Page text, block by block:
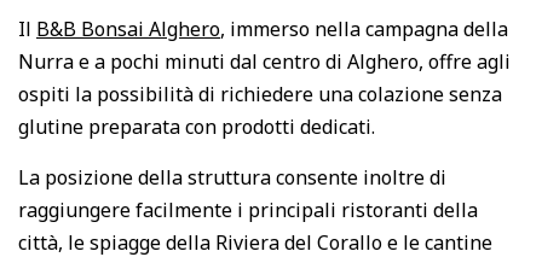
Il B&B Bonsai Alghero, immerso nella campagna della
Nurra e a pochi minuti dal centro di Alghero, offre agli
ospiti la possibilità di richiedere una colazione senza
glutine preparata con prodotti dedicati.
La posizione della struttura consente inoltre di
raggiungere facilmente i principali ristoranti della
città, le spiagge della Riviera del Corallo e le cantine